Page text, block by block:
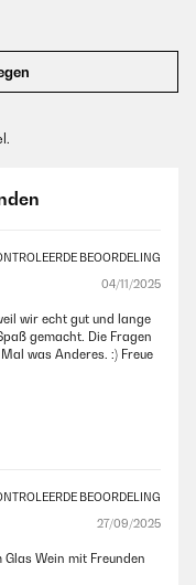
BEOORDELING
04/11/2025
wir echt gut und lange
gemacht. Die Fragen
was Anderes. :) Freue
BEOORDELING
27/09/2025
Wein mit Freunden